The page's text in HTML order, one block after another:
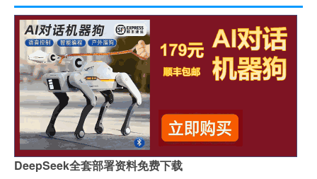
DeepSeek全套部署资料免费下载